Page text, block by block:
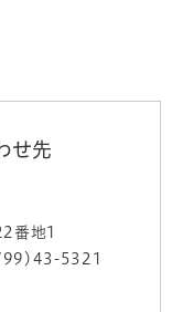
せ先
番地1
5321